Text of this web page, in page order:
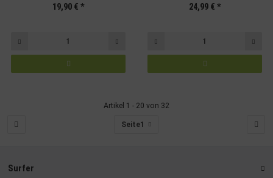
19,90 € * 24,99 € *
Artikel 1 - 20 von 32
Seite1
Surfer